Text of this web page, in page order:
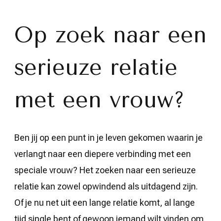
relatie
met
Ik
zoek
ware
liefde
Op zoek naar een
serieuze relatie
met een vrouw?
Ben jij op een punt in je leven gekomen waarin je
verlangt naar een diepere verbinding met een
speciale vrouw? Het zoeken naar een serieuze
relatie kan zowel opwindend als uitdagend zijn.
Of je nu net uit een lange relatie komt, al lange
tijd single bent of gewoon iemand wilt vinden om